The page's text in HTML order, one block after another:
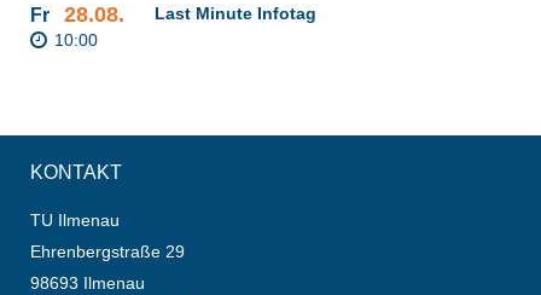
Fr 28.08.
10:00
Last Minute Infotag
KONTAKT
TU Ilmenau
Ehrenbergstraße 29
98693 Ilmenau